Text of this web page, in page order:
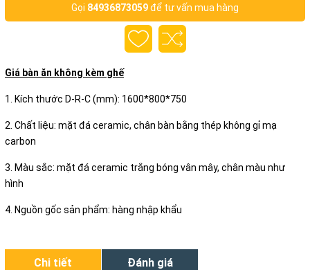
Gọi 84936873059để tư vấn mua hàng
Giá bàn ăn không kèm ghế
1. Kích thước D-R-C (mm): 1600*800*750
2. Chất liệu: mặt đá ceramic, chân bàn bằng thép không gỉ mạ
carbon
3. Màu sắc: mặt đá ceramic trắng bóng vân mây, chân màu như
hình
4. Nguồn gốc sản phẩm: hàng nhập khẩu
Chi tiết Đánh giá